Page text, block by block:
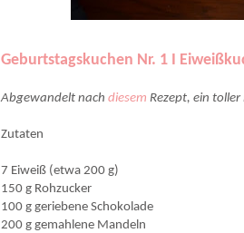
Geburtstagskuchen Nr. 1 I
Abgewandelt nachdiesem Rezept, ein
Zutaten
7 Eiweiß (etwa 200 g)
150 g Rohzucker
100 g geriebene Schokolade
200 g gemahlene Mandeln